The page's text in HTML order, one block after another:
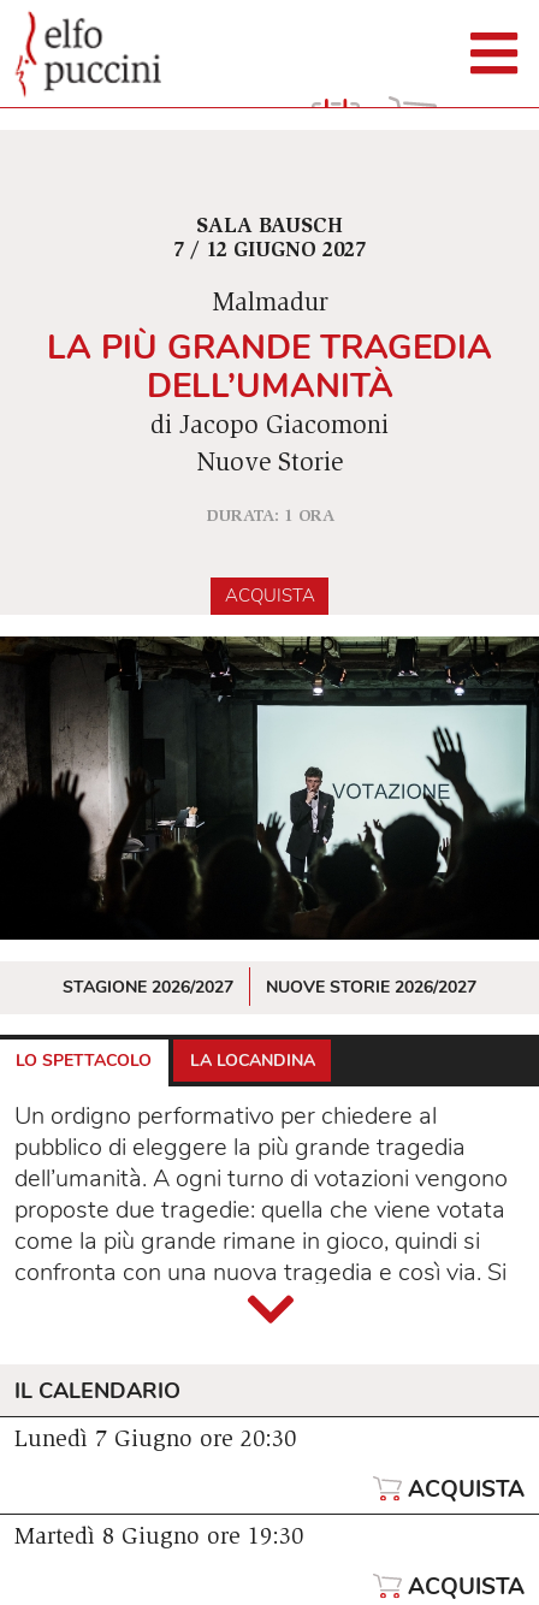
SALA BAUSCH
7 / 12 GIUGNO 2027
Malmadur
LA PIÙ GRANDE TRAGEDIA
DELL’UMANITÀ
di Jacopo Giacomoni
Nuove Storie
DURATA: 1 ORA
ACQUISTA
STAGIONE 2026/2027 NUOVE STORIE 2026/2027
LO SPETTACOLO LA LOCANDINA
Un ordigno performativo per chiedere al
pubblico di eleggere la più grande tragedia
dell’umanità. A ogni turno di votazioni vengono
proposte due tragedie: quella che viene votata
come la più grande rimane in gioco, quindi si
confronta con una nuova tragedia e così via. Si
parte dalla perdita di un cellulare, si arriva a un
sulla spettacolarizzazione del dolore e la
rappresentabilità del tragico.
IL CALENDARIO
Lunedì 7 Giugno ore 20:30
ACQUISTA
Martedì 8 Giugno ore 19:30
ACQUISTA